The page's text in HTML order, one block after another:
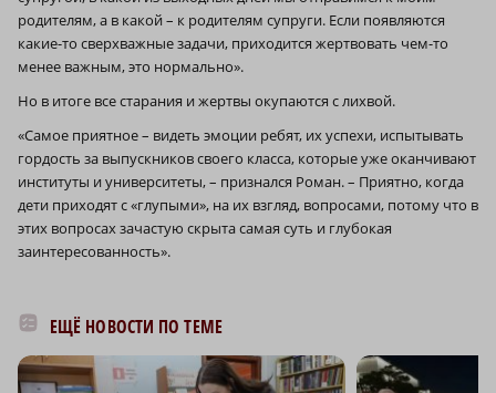
родителям, а в какой – к родителям супруги. Если появляются
какие-то сверхважные задачи, приходится жертвовать чем-то
менее важным, это нормально».
Но в итоге все старания и жертвы окупаются с лихвой.
«Самое приятное – видеть эмоции ребят, их успехи, испытывать
гордость за выпускников своего класса, которые уже оканчивают
институты и университеты, – признался Роман. – Приятно, когда
дети приходят с «глупыми», на их взгляд, вопросами, потому что в
этих вопросах зачастую скрыта самая суть и глубокая
заинтересованность».
ЕЩЁ НОВОСТИ ПО ТЕМЕ